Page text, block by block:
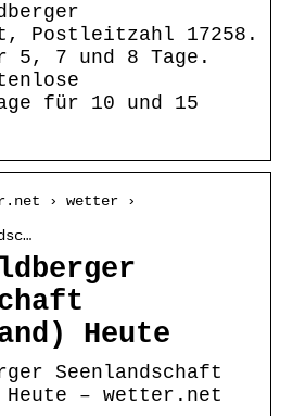
Postleitzahl 17258.
5, 7 und 8 Tage.
für 10 und 15
› wetter ›
Heute
Seenlandschaft
Heute – wetter.net